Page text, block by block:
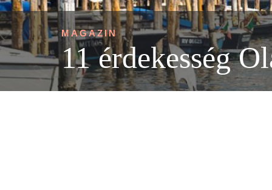
MAGAZIN
11 érdekesség